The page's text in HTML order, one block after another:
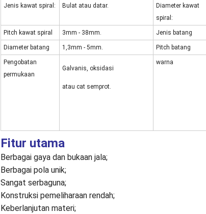
Jenis kawat spiral: Bulat atau datar.
Diameter kawat
spiral:
Pitch kawat spiral 3mm - 38mm. Jenis batang
Diameter batang 1,3mm - 5mm. Pitch batang
Pengobatan
permukaan
Galvanis, oksidasi
atau cat semprot.
warna
Fitur utama
Berbagai gaya dan bukaan jala;
Berbagai pola unik;
Sangat serbaguna;
Konstruksi pemeliharaan rendah;
Keberlanjutan materi;